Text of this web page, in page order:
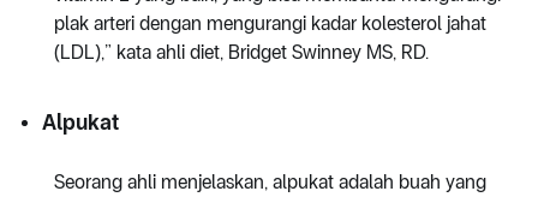
plak arteri dengan mengurangi kadar kolesterol jahat
(LDL),” kata ahli diet, Bridget Swinney MS, RD.
Alpukat
Seorang ahli menjelaskan, alpukat adalah buah yang